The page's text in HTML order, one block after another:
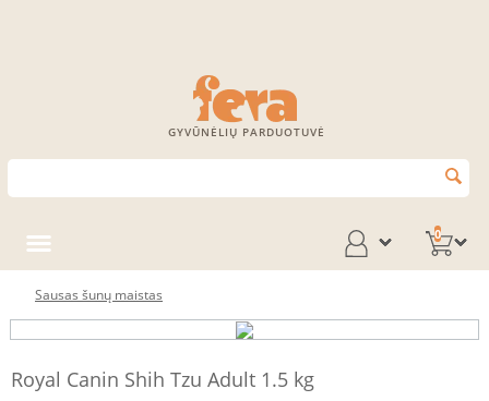
GYVŪNĖLIŲ PARDUOTUVĖ
0
Sausas šunų maistas
Royal Canin Shih Tzu Adult 1.5 kg